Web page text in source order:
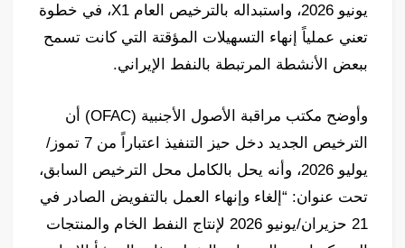
يونيو 2026، واستبداله بالترخيص العام X1، في خطوة
تعني عملياً إنهاء التسهيلات المؤقتة التي كانت تسمح
ببعض الأنشطة المرتبطة بالنفط الإيراني.
وأوضح مكتب مراقبة الأصول الأجنبية (OFAC) أن
الترخيص الجديد دخل حيز التنفيذ اعتباراً من 7 تموز/
يوليو 2026، وأنه يحل بالكامل محل الترخيص السابق،
تحت عنوان: “إلغاء وإنهاء العمل بالتفويض الصادر في
21 حزيران/يونيو 2026 لإنتاج النفط الخام والمنتجات